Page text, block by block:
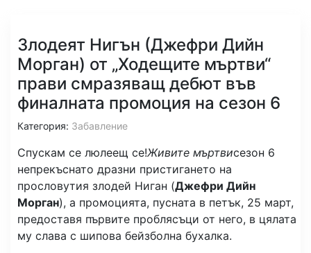
Злодеят Нигън (Джефри Дийн
Морган) от „Ходещите мъртви“
прави смразяващ дебют във
финалната промоция на сезон 6
Категория: Забавление
Спускам се люлеещ се!Живите мъртвисезон 6
непрекъснато дразни пристигането на
прословутия злодей Ниган (Джефри Дийн
Морган), а промоцията, пусната в петък, 25 март,
предоставя първите проблясъци от него, в цялата
му слава с шипова бейзболна бухалка.